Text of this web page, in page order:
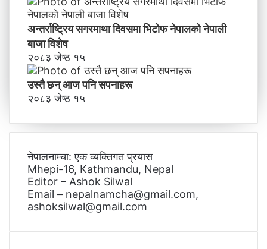
अन्तर्राष्ट्रिय सगरमाथा दिवसमा भिटाेफ नेपालकाे नेपाली
बाजा विशेष
२०८३ जेष्ठ १५
उस्तै छन् आज पनि सपनाहरू
२०८३ जेष्ठ १५
नेपालनाम्चा: एक व्यक्तिगत प्रयास
Mhepi-16, Kathmandu, Nepal
Editor – Ashok Silwal
Email – nepalnamcha@gmail.com,
ashoksilwal@gmail.com